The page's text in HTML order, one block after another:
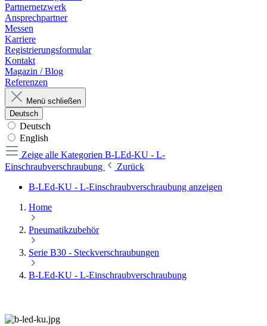
Partnernetzwerk
Ansprechpartner
Messen
Karriere
Registrierungsformular
Kontakt
Magazin / Blog
Referenzen
Menü schließen
Deutsch
Deutsch
English
Zeige alle Kategorien B-LEd-KU - L-
Einschraubverschraubung
Zurück
B-LEd-KU - L-Einschraubverschraubung anzeigen
Home
Pneumatikzubehör
Serie B30 - Steckverschraubungen
B-LEd-KU - L-Einschraubverschraubung